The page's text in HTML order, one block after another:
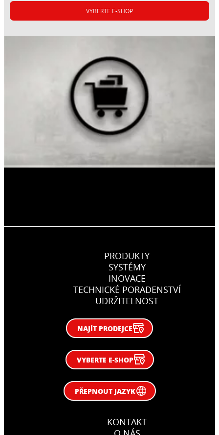
CERESIT CT 16
paropropustný nátěr pro fasády objektů a
interiéry, vhodný i pro renovace.
VYBERTE E-SHOP
PRODUKTY
SYSTÉMY
INOVACE
TECHNICKÉ PORADENSTVÍ
UDRŽITELNOST
NAJÍT PRODEJCE
VYBERTE E-SHOP
PŘEPNOUT JAZYK
KONTAKT